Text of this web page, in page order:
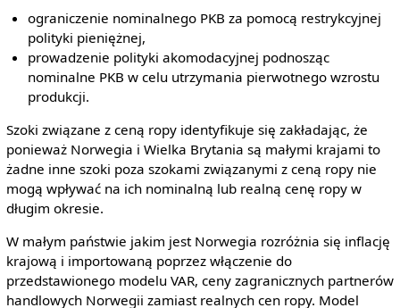
ograniczenie nominalnego PKB za pomocą restrykcyjnej
polityki pieniężnej,
prowadzenie polityki akomodacyjnej podnosząc
nominalne PKB w celu utrzymania pierwotnego wzrostu
produkcji.
Szoki związane z ceną ropy identyfikuje się zakładając, że
ponieważ Norwegia i Wielka Brytania są małymi krajami to
żadne inne szoki poza szokami związanymi z ceną ropy nie
mogą wpływać na ich nominalną lub realną cenę ropy w
długim okresie.
W małym państwie jakim jest Norwegia rozróżnia się inflację
krajową i importowaną poprzez włączenie do
przedstawionego modelu VAR, ceny zagranicznych partnerów
handlowych Norwegii zamiast realnych cen ropy. Model